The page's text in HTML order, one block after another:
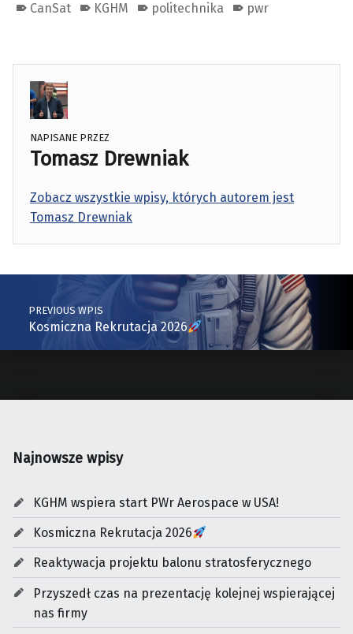
CanSat KGHM politechnika pwr
NAPISANE PRZEZ
Tomasz Drewniak
Zobacz wszystkie wpisy, których autorem jest
Tomasz Drewniak
Skip back to main navigation
Post navigation
PREVIOUS WPIS
Kosmiczna Rekrutacja 2026
Najnowsze wpisy
KGHM wspiera start PWr Aerospace w USA!
Kosmiczna Rekrutacja 2026
Reaktywacja projektu balonu stratosferycznego
Przyszedł czas na prezentację kolejnej wspierającej
nas firmy